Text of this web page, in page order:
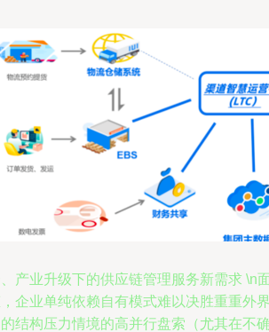
产业升级下的供应链管理服务新需求 \n
企业单纯依赖自有模式难以决胜重重外
结构压力情境的高并行盘索（尤其在不